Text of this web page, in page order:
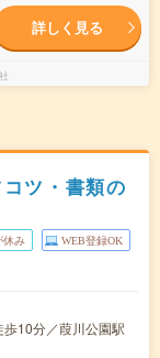
詳しく見る
ツ・書類の
休み WEB登録OK
10分／葭川公園駅